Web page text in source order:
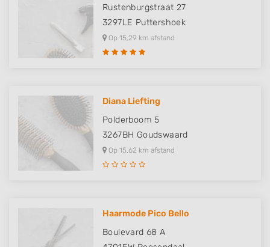
Rustenburgstraat 27
3297LE Puttershoek
Op 15,29 km afstand
Diana Liefting
Polderboom 5
3267BH Goudswaard
Op 15,62 km afstand
Haarmode Pico Bello
Boulevard 68 A